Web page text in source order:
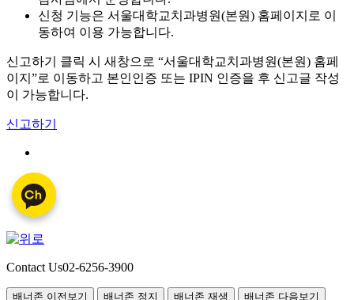
신청 기능은 서울대학교치과병원(본원) 홈페이지로 이
동하여 이용 가능합니다.
신고하기 클릭 시 새창으로 “서울대학교치과병원(본원) 홈페
이지”로 이동하고 본인인증 또는 IPIN 인증을 후 신고글 작성
이 가능합니다.
신고하기
Contact Us02-6256-3900
배너존 이전보기 배너존 정지 배너존 재생 배너존 다음보기